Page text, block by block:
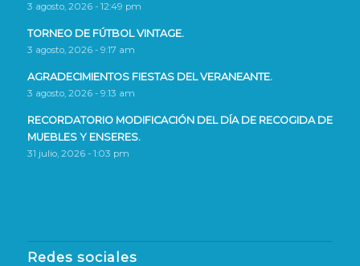
3 agosto, 2026 - 12:49 pm
TORNEO DE FÚTBOL VINTAGE.
3 agosto, 2026 - 9:17 am
AGRADECIMIENTOS FIESTAS DEL VERANEANTE.
3 agosto, 2026 - 9:13 am
RECORDATORIO MODIFICACIÓN DEL DÍA DE RECOGIDA DE
MUEBLES Y ENSERES.
31 julio, 2026 - 1:03 pm
Redes sociales